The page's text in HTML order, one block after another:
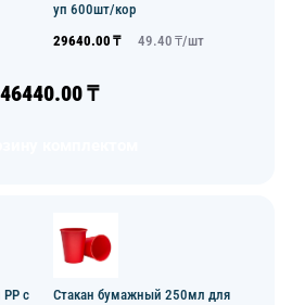
уп 600шт/кор
29640.00 ₸ 49.40 ₸/шт
46440.00₸
с
Стакан бумажный 250мл для